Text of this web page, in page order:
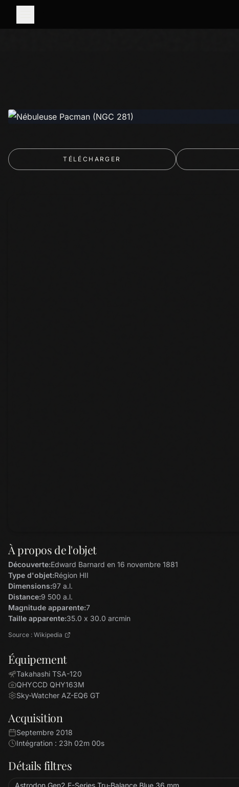
TÉLÉCHARGER
À propos de l'objet
Découverte:Edward Barnard en 16 novembre 1881
Type d'objet:Région HII
Dimensions:97 a.l.
Distance:9 500 a.l.
Magnitude apparente:7
Taille apparente:35.0 x 30.0 arcmin
Source : Wikipedia
Équipement
Takahashi TSA-120
QHYCCD QHY163M
Sky-Watcher AZ-EQ6 GT
Acquisition
Septembre 2018
Intégration : 23h 02m 00s
Détails filtres
Astrodon Gen2 E-Series Tru-Balance Blue 36 mm